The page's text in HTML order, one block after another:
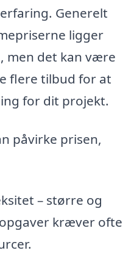
Generelt
ligger
men det kan være
flere tilbud for at
for dit projekt.
påvirke prisen,
– større og
kræver ofte